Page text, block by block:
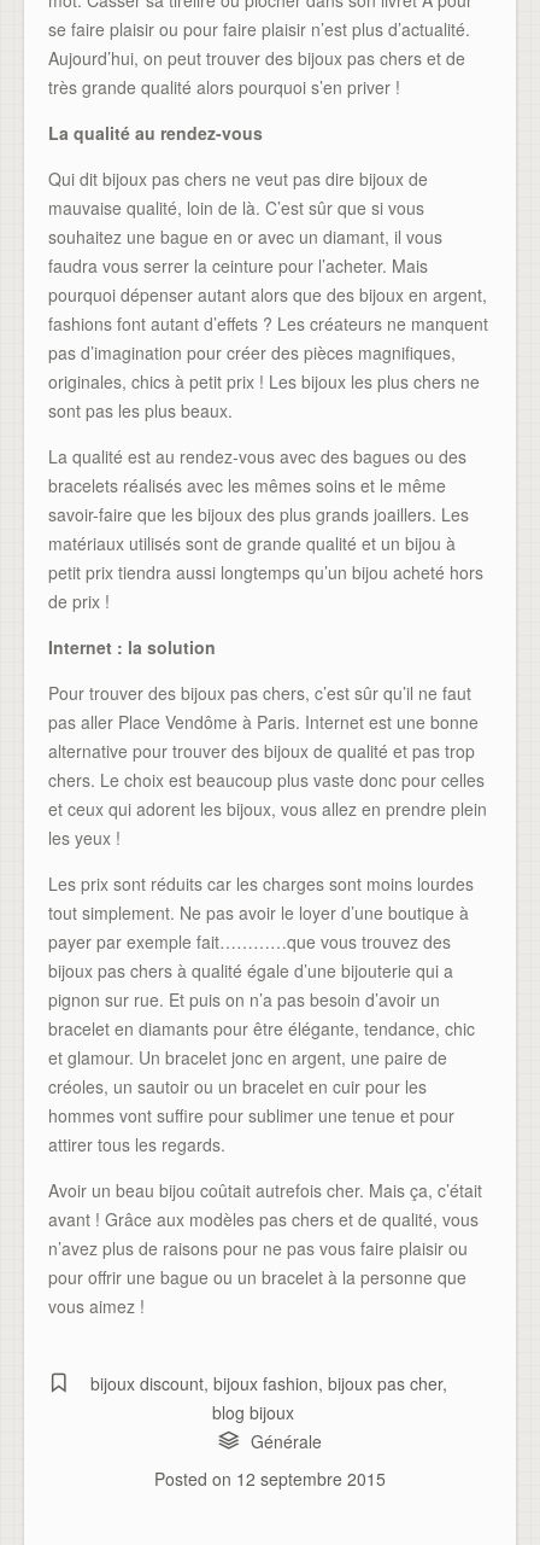
se faire plaisir ou pour faire plaisir n’est plus d’actualité.
Aujourd’hui, on peut trouver des bijoux pas chers et de
très grande qualité alors pourquoi s’en priver !
La qualité au rendez-vous
Qui dit bijoux pas chers ne veut pas dire bijoux de
mauvaise qualité, loin de là. C’est sûr que si vous
souhaitez une bague en or avec un diamant, il vous
faudra vous serrer la ceinture pour l’acheter. Mais
pourquoi dépenser autant alors que des bijoux en argent,
fashions font autant d’effets ? Les créateurs ne manquent
pas d’imagination pour créer des pièces magnifiques,
originales, chics à petit prix ! Les bijoux les plus chers ne
sont pas les plus beaux.
La qualité est au rendez-vous avec des bagues ou des
bracelets réalisés avec les mêmes soins et le même
savoir-faire que les bijoux des plus grands joaillers. Les
matériaux utilisés sont de grande qualité et un bijou à
petit prix tiendra aussi longtemps qu’un bijou acheté hors
de prix !
Internet : la solution
Pour trouver des bijoux pas chers, c’est sûr qu’il ne faut
pas aller Place Vendôme à Paris. Internet est une bonne
alternative pour trouver des bijoux de qualité et pas trop
chers. Le choix est beaucoup plus vaste donc pour celles
et ceux qui adorent les bijoux, vous allez en prendre plein
les yeux !
Les prix sont réduits car les charges sont moins lourdes
tout simplement. Ne pas avoir le loyer d’une boutique à
payer par exemple fait…………que vous trouvez des
bijoux pas chers à qualité égale d’une bijouterie qui a
pignon sur rue. Et puis on n’a pas besoin d’avoir un
bracelet en diamants pour être élégante, tendance, chic
et glamour. Un bracelet jonc en argent, une paire de
créoles, un sautoir ou un bracelet en cuir pour les
hommes vont suffire pour sublimer une tenue et pour
attirer tous les regards.
Avoir un beau bijou coûtait autrefois cher. Mais ça, c’était
avant ! Grâce aux modèles pas chers et de qualité, vous
n’avez plus de raisons pour ne pas vous faire plaisir ou
pour offrir une bague ou un bracelet à la personne que
vous aimez !
bijoux discount,bijoux fashion,bijoux pas cher,
blog bijoux
Générale
Posted on 12 septembre 2015